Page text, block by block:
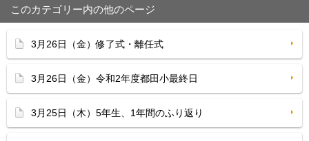
このカテゴリー内の他のページ
3月26日（金）修了式・離任式
3月26日（金）令和2年度都田小最終日
3月25日（木）5年生、1年間のふり返り